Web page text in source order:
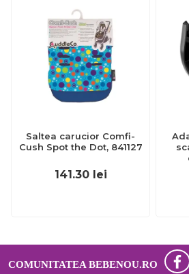
Saltea carucior Comfi-
Cush Spot the Dot, 841127
141.30 lei
COMUNITATEA BEBENOU.RO